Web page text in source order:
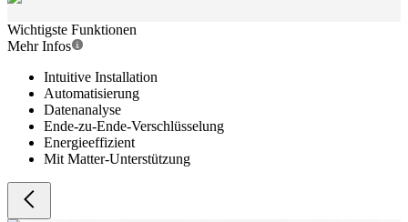
Wichtigste Funktionen
Mehr Infos
Intuitive Installation
Automatisierung
Datenanalyse
Ende-zu-Ende-Verschlüsselung
Energieeffizient
Mit Matter-Unterstützung